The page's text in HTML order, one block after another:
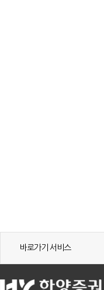
바로가기 서비스